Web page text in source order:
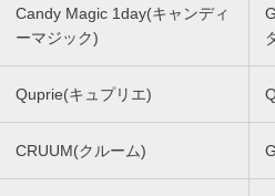
Candy Magic 1day(キャンディ
ーマジック)
Quprie(キュプリエ)
CRUUM(クルーム)